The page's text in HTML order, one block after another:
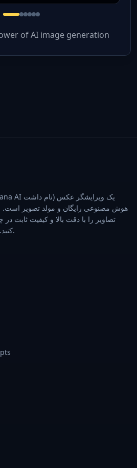
of AI image generation
هوش مصنوعی رایگان و مولد تصویر است.
تصاویر را با دقت بالا و کیفیت ثابت
کنید. همین حالا آنلاین امتحان کنید.